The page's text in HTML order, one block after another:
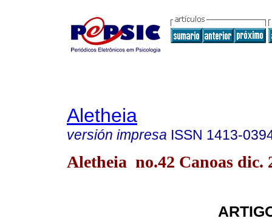
Aletheia
versión impresa ISSN 1413-
Aletheia no.42 Canoas dic.